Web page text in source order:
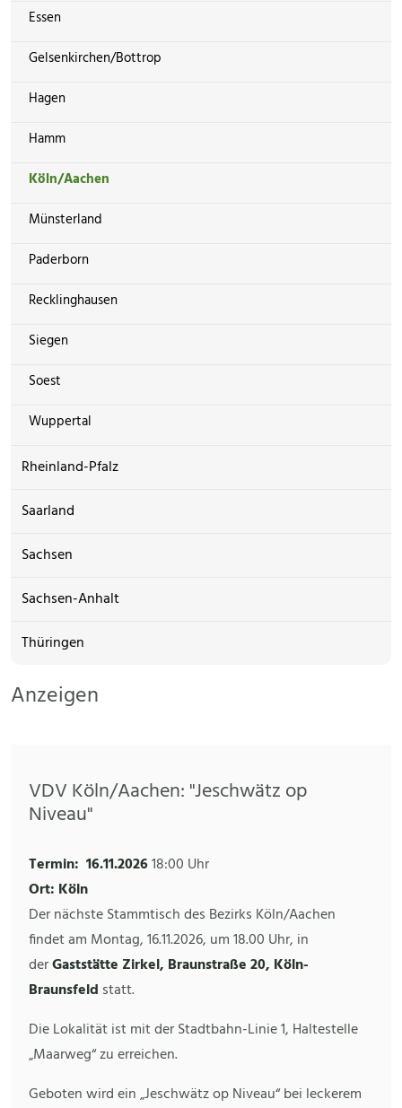
Essen
Gelsenkirchen/Bottrop
Hagen
Hamm
Köln/Aachen
Münsterland
Paderborn
Recklinghausen
Siegen
Soest
Wuppertal
Rheinland-Pfalz
Saarland
Sachsen
Sachsen-Anhalt
Thüringen
Anzeigen
VDV Köln/Aachen: "Jeschwätz op
Niveau"
Termin: 16.11.202618:00 Uhr
Ort: Köln
Der nächste Stammtisch des Bezirks Köln/Aachen
findet am Montag, 16.11.2026, um 18.00 Uhr, in
derGaststätte Zirkel, Braunstraße 20, Köln-
Braunsfeld statt.
Die Lokalität ist mit der Stadtbahn-Linie 1, Haltestelle
„Maarweg“ zu erreichen.
Geboten wird ein „Jeschwätz op Niveau“ bei leckerem